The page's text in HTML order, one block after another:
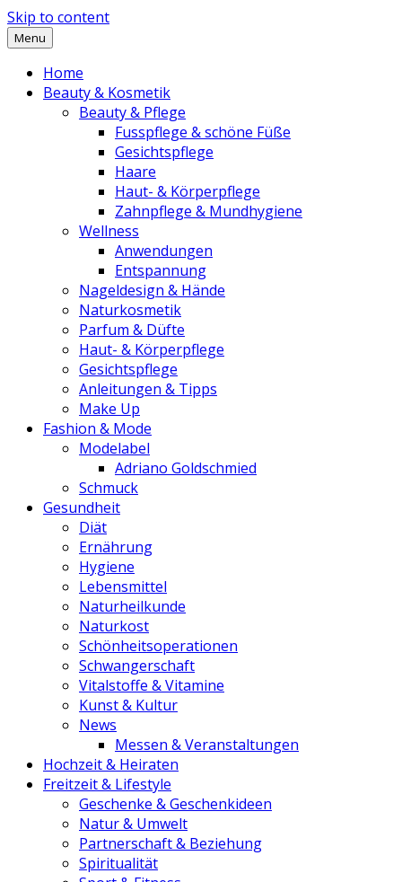
Skip to content
Menu
Home
Beauty & Kosmetik
Beauty & Pflege
Fusspflege & schöne Füße
Gesichtspflege
Haare
Haut- & Körperpflege
Zahnpflege & Mundhygiene
Wellness
Anwendungen
Entspannung
Nageldesign & Hände
Naturkosmetik
Parfum & Düfte
Haut- & Körperpflege
Gesichtspflege
Anleitungen & Tipps
Make Up
Fashion & Mode
Modelabel
Adriano Goldschmied
Schmuck
Gesundheit
Diät
Ernährung
Hygiene
Lebensmittel
Naturheilkunde
Naturkost
Schönheitsoperationen
Schwangerschaft
Vitalstoffe & Vitamine
Kunst & Kultur
News
Messen & Veranstaltungen
Hochzeit & Heiraten
Freitzeit & Lifestyle
Geschenke & Geschenkideen
Natur & Umwelt
Partnerschaft & Beziehung
Spiritualität